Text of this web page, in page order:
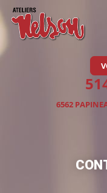
6562